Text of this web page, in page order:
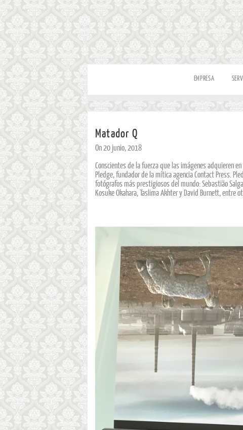
EMPRESA
Matador Q
On 20 junio, 2018
Conscientes de la fuerza que las imágenes adquieren
Pledge, fundador de la mítica agencia Contact Press.
fotógrafos más prestigiosos del mundo: Sebastião
Kosuke Okahara, Taslima Akhter y David Burnett, entre